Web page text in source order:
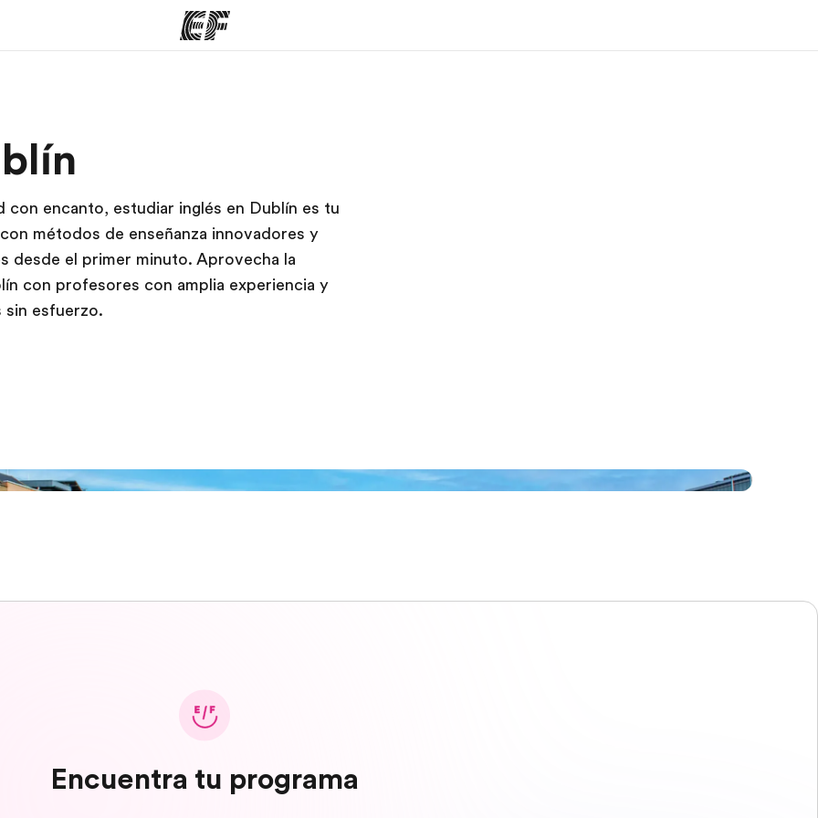
con encanto, estudiar inglés en Dublín es tu
métodos de enseñanza innovadores y
desde el primer minuto. Aprovecha la
con profesores con amplia experiencia y
sin esfuerzo.
Encuentra tu programa